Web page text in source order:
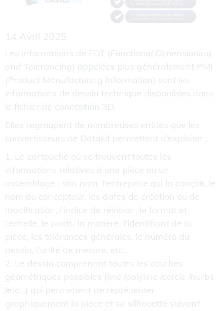
14 Avril 2025
Les informations de FDT (Functional Dimensioning
and Tolerancing) appelées plus généralement PMI
(Product Manufacturing Information) sont les
informations de dessin technique disponibles dans
le fichier de conception 3D.
Elles regroupent de nombreuses entités que les
convertisseurs de Datakit permettent d’exploiter :
1. Le cartouche où se trouvent toutes les
informations relatives à une pièce ou un
assemblage : son nom, l'entreprise qui la conçoit, le
nom du concepteur, les dates de création ou de
modification, l’indice de révision, le format et
l’échelle, le poids, la matière, l’identifiant de la
pièce, les tolérances générales, le numéro du
dessin, l’unité de mesure, etc...
2. Le dessin comprenant toutes les courbes
géométriques possibles (line /polyline /cercle /nurbs
/etc...) qui permettent de représenter
graphiquement la pièce et sa silhouette suivant